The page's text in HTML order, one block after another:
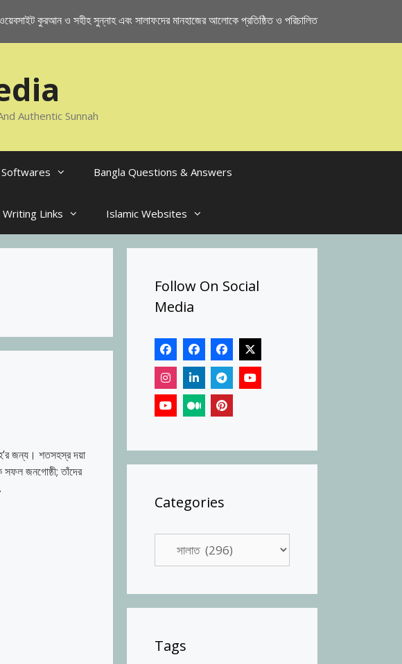
কুরআন ও সহীহ সুন্নাহ এবং সালাফদের মানহাজের আলোকে প্রতিষ্ঠিত ও পরিচালিত
Authentic Sunnah
Softwares Bangla Questions & Answers
Links Islamic Websites
জন্য। শতসহস্র দয়া
সফল জনগোষ্ঠী; তাঁদের
Follow On Social
Media
Categories
Tags